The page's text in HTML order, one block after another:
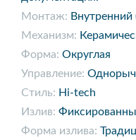
Монтаж:
Механизм:
Форма: Округлая
Управление:
Стиль: Hi-tech
Излив:
Форма излива: